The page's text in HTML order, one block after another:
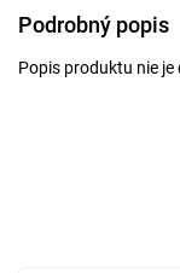
Podrobný popis
Popis produktu nie